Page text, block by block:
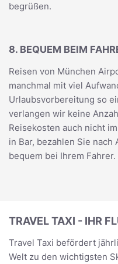
begrüßen.
8. BEQUEM BEIM
Reisen von München
manchmal mit viel
Urlaubsvorbereitung so
verlangen wir keine
Reisekosten auch nicht
in Bar, bezahlen Sie
bequem bei Ihrem Fahrer.
TRAVEL TAXI - IHR
Travel Taxi befördert
Welt zu den wichtigsten